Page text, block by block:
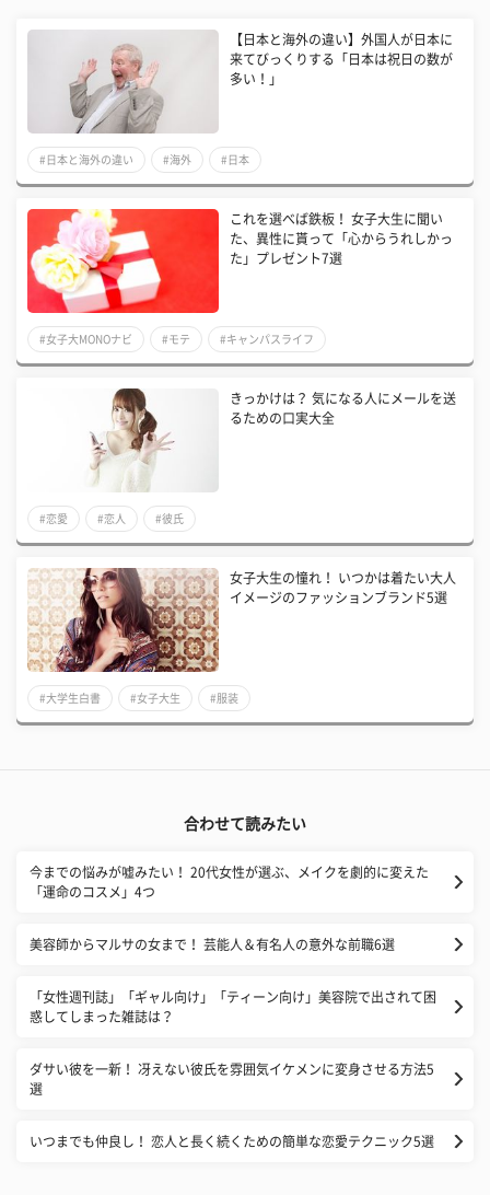
【日本と海外の違い】外国人が日本に
来てびっくりする「日本は祝日の数が
多い！」
#日本と海外の違い #海外 #日本
これを選べば鉄板！ 女子大生に聞い
た、異性に貰って「心からうれしかっ
た」プレゼント7選
#女子大MONOナビ #モテ #キャンパスライフ
きっかけは？ 気になる人にメールを送
るための口実大全
#恋愛 #恋人 #彼氏
女子大生の憧れ！ いつかは着たい大人
イメージのファッションブランド5選
#大学生白書 #女子大生 #服装
合わせて読みたい
今までの悩みが嘘みたい！ 20代女性が選ぶ、メイクを劇的に変えた
「運命のコスメ」4つ
美容師からマルサの女まで！ 芸能人＆有名人の意外な前職6選
​「女性週刊誌」「ギャル向け」「ティーン向け」美容院で出されて困
惑してしまった雑誌は？
ダサい彼を一新！ 冴えない彼氏を雰囲気イケメンに変身させる方法5
選
いつまでも仲良し！ 恋人と長く続くための簡単な恋愛テクニック5選